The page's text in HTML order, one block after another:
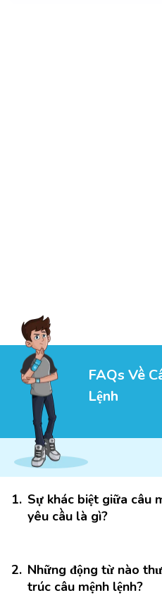
FAQs Về
Lệnh
1. Sự khác biệt giữa câu
yêu cầu là gì?
2. Những động từ nào
trúc câu mệnh lệnh?